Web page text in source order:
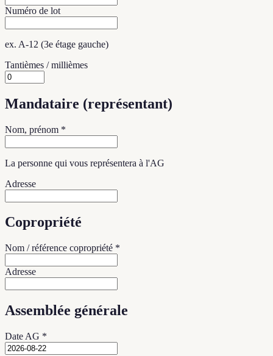
Numéro de lot
ex. A-12 (3e étage gauche)
Tantièmes / millièmes
Mandataire (représentant)
Nom, prénom *
La personne qui vous représentera à l'AG
Adresse
Copropriété
Nom / référence copropriété *
Adresse
Assemblée générale
Date AG *